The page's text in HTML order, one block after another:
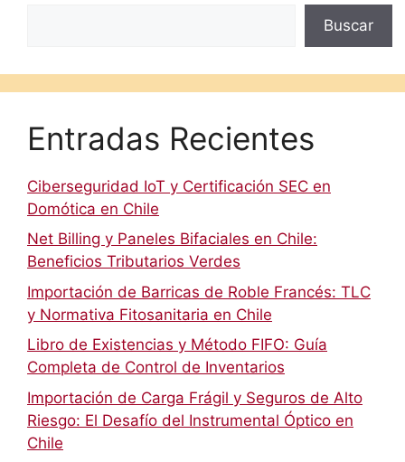
Buscar
Entradas Recientes
Ciberseguridad IoT y Certificación SEC en
Domótica en Chile
Net Billing y Paneles Bifaciales en Chile:
Beneficios Tributarios Verdes
Importación de Barricas de Roble Francés: TLC
y Normativa Fitosanitaria en Chile
Libro de Existencias y Método FIFO: Guía
Completa de Control de Inventarios
Importación de Carga Frágil y Seguros de Alto
Riesgo: El Desafío del Instrumental Óptico en
Chile